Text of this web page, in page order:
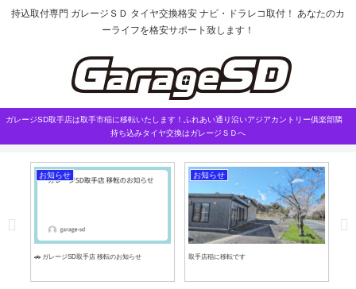
持込取付専門 ガレージＳＤ タイヤ交換格安 ナビ・ドラレコ取付！ あなたのカ
ーライフを格安サポート致します！
ガレージSD取手店は取手市稲に移転いたします！ふれあい通り沿いアジアカントリー俱楽部隣
持ち込みタイヤ交換はガレージＳＤへ
お知らせ
🚗 ガレージSD取手店 移転のお知らせ
お知らせ
取手店稲に移転です